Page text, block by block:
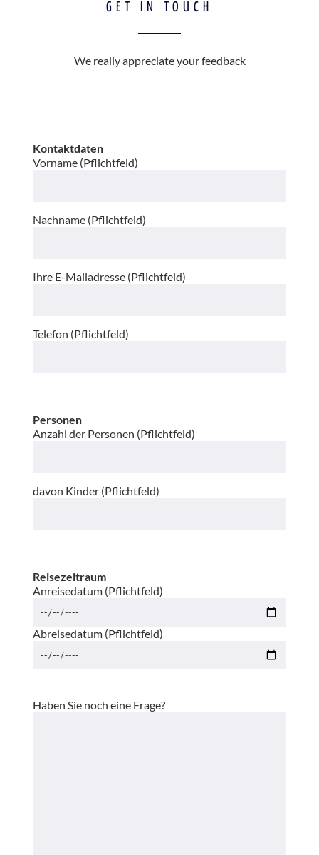
GET IN TOUCH
We really appreciate your feedback
Kontaktdaten
Vorname (Pflichtfeld)
Nachname (Pflichtfeld)
Ihre E-Mailadresse (Pflichtfeld)
Telefon (Pflichtfeld)
Personen
Anzahl der Personen (Pflichtfeld)
davon Kinder (Pflichtfeld)
Reisezeitraum
Anreisedatum (Pflichtfeld)
Abreisedatum (Pflichtfeld)
Haben Sie noch eine Frage?